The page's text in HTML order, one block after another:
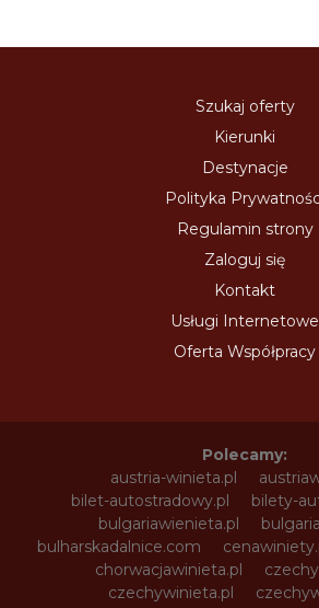
Szukaj oferty
Kierunki
Destynacje
Polityka
Regulamin strony
Zaloguj się
Kontakt
Usługi Internetowe
Oferta Współpracy
Polecamy:
austria-winieta.pl
bilet-autostradowy.pl
bilety-
bulgariawienieta.pl
bulharskadalnice.com
chorwacjawinieta.pl
czechywinieta.pl